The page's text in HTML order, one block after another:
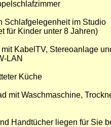
Schlafgelegenheit im Studio
für Kinder unter 8 Jahren)
KabelTV, Stereoanlage
LAN
Küche
mit Waschmaschine,
Handtücher liegen für Sie